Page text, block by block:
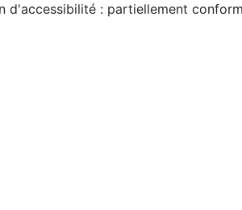
d'accessibilité : partiellement